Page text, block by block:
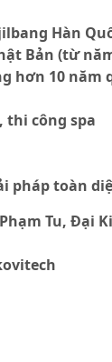
Hàn
Bản (từ
10 năm
thi công spa
pháp toàn
Tu, Đại